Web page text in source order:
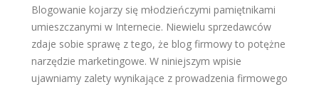
Blogowanie kojarzy się młodzieńczymi pamiętnikami
umieszczanymi w Internecie. Niewielu sprzedawców
zdaje sobie sprawę z tego, że blog firmowy to potężne
narzędzie marketingowe. W niniejszym wpisie
ujawniamy zalety wynikające z prowadzenia firmowego